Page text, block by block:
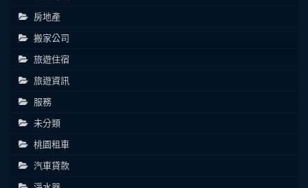
房地產
搬家公司
旅遊住宿
旅遊資訊
服務
未分類
桃園租車
汽車貸款